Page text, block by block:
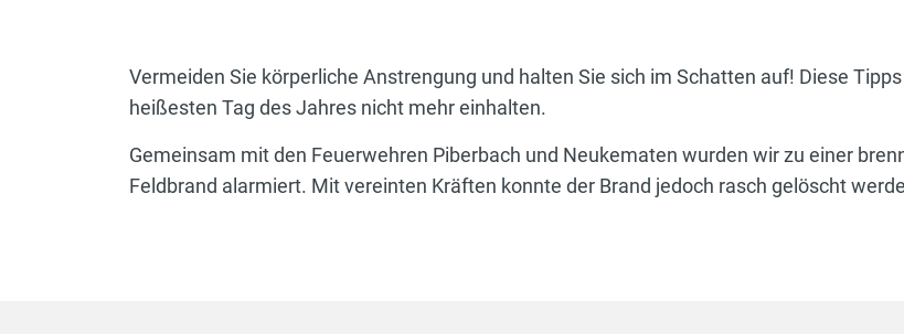
Vermeiden Sie körperliche Anstrengung und halten Sie sich im Schatten auf! Diese
heißesten Tag des Jahres nicht mehr einhalten.
Gemeinsam mit den Feuerwehren Piberbach und Neukematen wurden wir zu einer
Feldbrand alarmiert. Mit vereinten Kräften konnte der Brand jedoch rasch gelöscht